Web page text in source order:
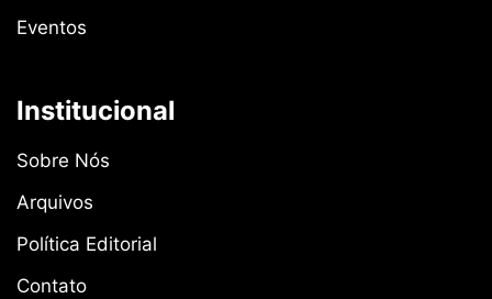
Eventos
Institucional
Sobre Nós
Arquivos
Política Editorial
Contato